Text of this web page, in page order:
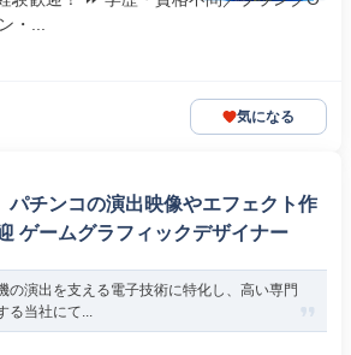
・...
気になる
パチンコの演出映像やエフェクト作
ゲームグラフィックデザイナー
の演出を支える電子技術に特化し、高い専門
る当社にて...